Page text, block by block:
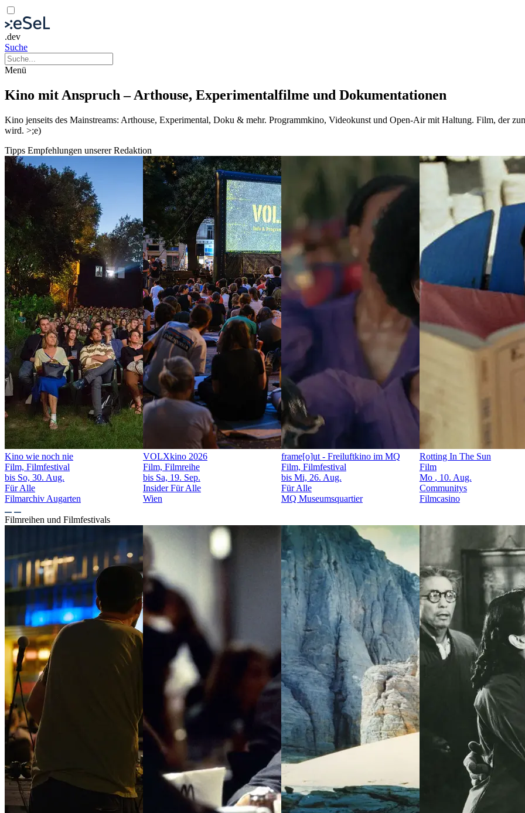
.dev
Suche
Menü
Kino mit Anspruch – Arthouse, Experimentalfilme und Dokumentationen
Kino jenseits des Mainstreams: Arthouse, Experimental, Doku & mehr. Programmkino, Videokunst und Open-Air mit Haltung. Film, der
wird. >;e)
Tipps Empfehlungen unserer Redaktion
Kino wie noch nie
Film, Filmfestival
bis So, 30. Aug.
Für Alle
Filmarchiv Augarten
VOLXkino 2026
Film, Filmreihe
bis Sa, 19. Sep.
InsiderFür Alle
Wien
frame[o]ut - Freiluftkino im MQ
Film, Filmfestival
bis Mi, 26. Aug.
Für Alle
MQ Museumsquartier
Rotting In The Sun
Film
Mo , 10. Aug.
Communitys
Filmcasino
Filmreihen und Filmfestivals